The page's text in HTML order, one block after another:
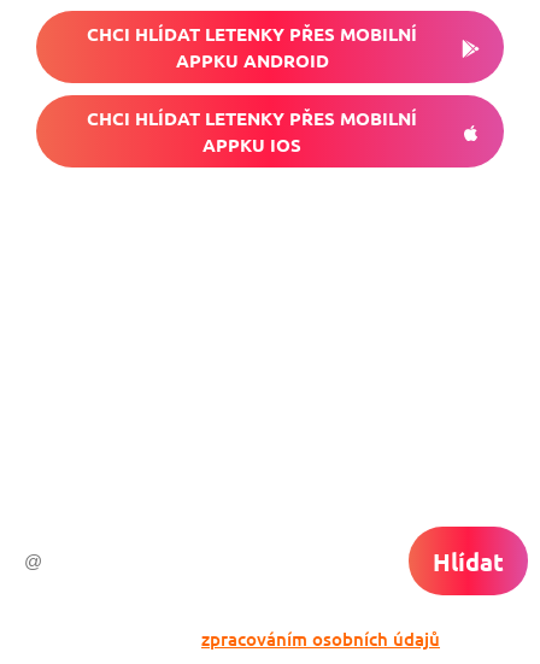
CHCI HLÍDAT LETENKY PŘES MOBILNÍ
APPKU ANDROID
CHCI HLÍDAT LETENKY PŘES MOBILNÍ
APPKU IOS
Hlídat
zpracováním osobních údajů